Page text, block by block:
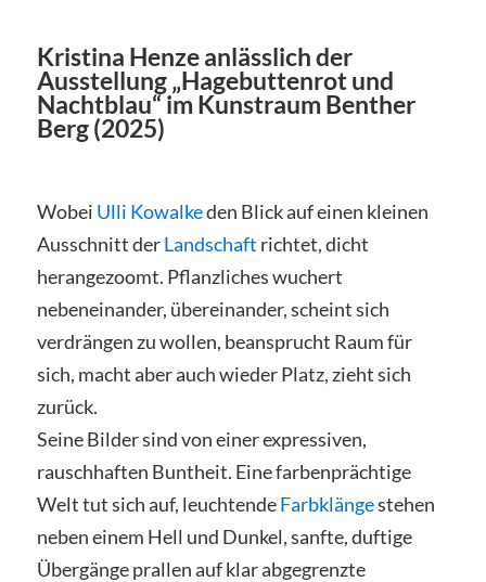
Kristina Henze anlässlich der
Ausstellung „Hagebuttenrot und
Nachtblau“ im Kunstraum Benther
Berg (2025)
Wobei Ulli Kowalkeden Blick auf einen kleinen
Ausschnitt derLandschaft richtet, dicht
herangezoomt. Pflanzliches wuchert
nebeneinander, übereinander, scheint sich
verdrängen zu wollen, beansprucht Raum für
sich, macht aber auch wieder Platz, zieht sich
zurück.
Seine Bilder sind von einer expressiven,
rauschhaften Buntheit. Eine farbenprächtige
Welt tut sich auf, leuchtendeFarbklängestehen
neben einem Hell und Dunkel, sanfte, duftige
Übergänge prallen auf klar abgegrenzte